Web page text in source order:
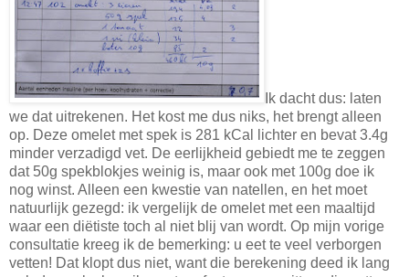
Ik dacht dus: laten
we dat uitrekenen. Het kost me dus niks, het brengt alleen
op. Deze omelet met spek is 281 kCal lichter en bevat 3.4g
minder verzadigd vet. De eerlijkheid gebiedt me te zeggen
dat 50g spekblokjes weinig is, maar ook met 100g doe ik
nog winst. Alleen een kwestie van natellen, en het moet
natuurlijk gezegd: ik vergelijk de omelet met een maaltijd
waar een diëtiste toch al niet blij van wordt. Op mijn vorige
consultatie kreeg ik de bemerking: u eet te veel verborgen
vetten! Dat klopt dus niet, want die berekening deed ik lang